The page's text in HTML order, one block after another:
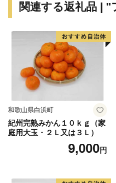
本巣市は「心ふれあうまち
関連する返礼品 | "
和歌山県白浜町
紀州完熟みかん１０ｋｇ（家
庭用大玉・２Ｌ又は３Ｌ）
9,000円